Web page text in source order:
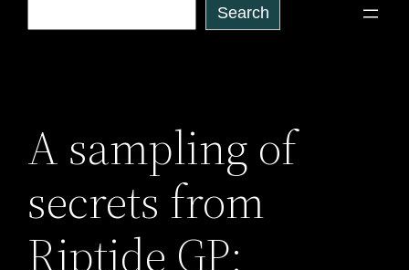
Search
A sampling of
secrets from
Riptide GP: